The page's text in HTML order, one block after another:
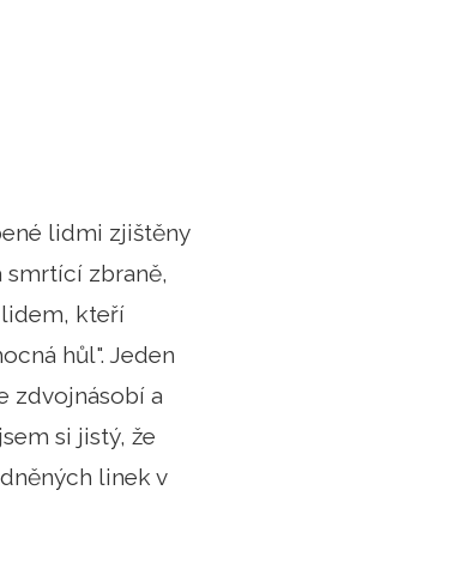
lidmi zjištěny
smrtící zbraně,
kteří
hůl". Jeden
zdvojnásobí a
si jistý, že
linek v